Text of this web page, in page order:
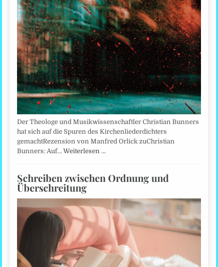
Der Theologe und Musikwissenschaftler Christian Bunners
hat sich auf die Spuren des Kirchenliederdichters
gemachtRezension von Manfred Orlick zuChristian
Bunners: Auf…Weiterlesen …
Schreiben zwischen Ordnung und
Überschreitung